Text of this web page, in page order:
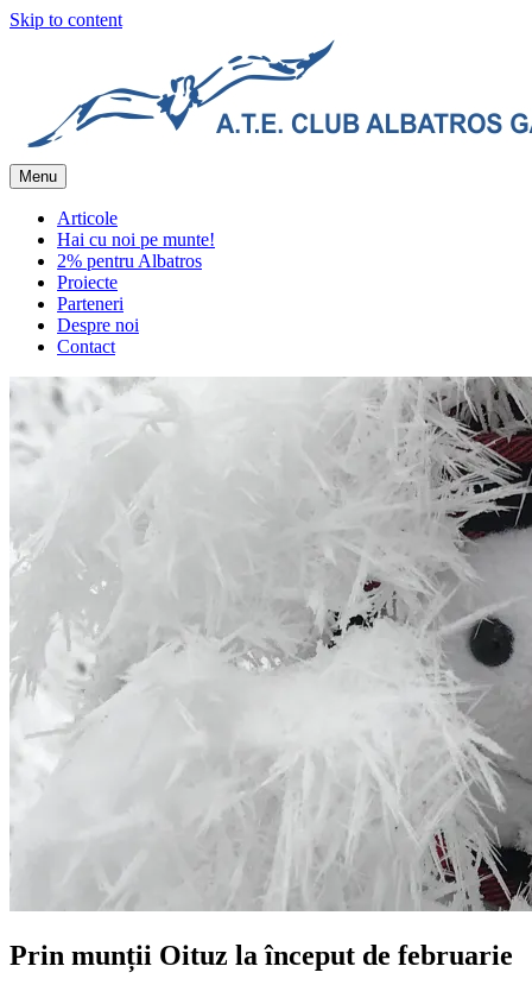
Skip to content
Club Albatros Galaţi
Menu
Articole
Hai cu noi pe munte!
2% pentru Albatros
Proiecte
Parteneri
Despre noi
Contact
Prin munții Oituz la început de februarie